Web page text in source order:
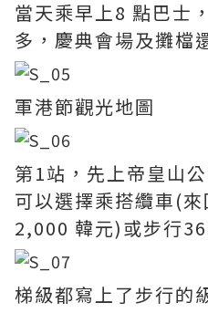
當天乘早上8 點巴士
多，慶典會場及攤檔
軍港節觀光地圖
第1站，先上帝皇山公
可以選擇乘搭纜車(
2,000 韓元)或步行
梯級都寫上了步行的